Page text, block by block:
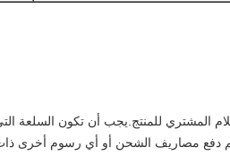
لمدة 14 يومًا بعد استلام المشتري للمنتج.يجب أن
دفع مصاريف الشحن أو أي رسوم أخرى